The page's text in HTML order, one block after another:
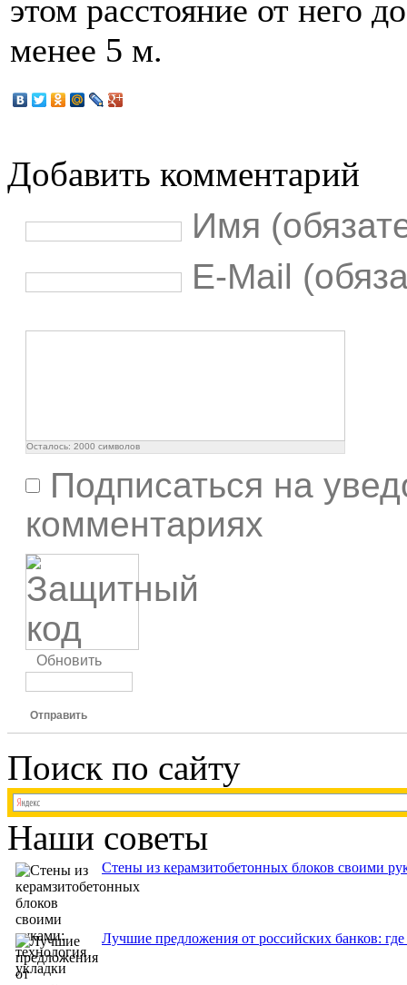
этом расстояние от него
менее 5 м.
Добавить комментарий
Имя
E-Mail
Осталось: 2000 символов
Подписаться на
комментариях
Обновить
Отправить
Поиск по сайту
Наши советы
Стены из керамзитобетонных блоков своими
Лучшие предложения от российских банков: